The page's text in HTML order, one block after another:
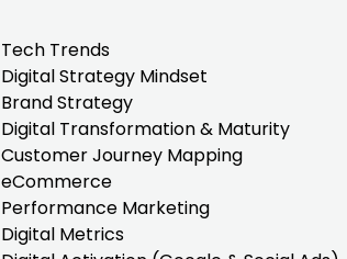
Tech Trends
Digital Strategy Mindset
Brand Strategy
Digital Transformation & Maturity
Customer Journey Mapping
eCommerce
Performance Marketing
Digital Metrics